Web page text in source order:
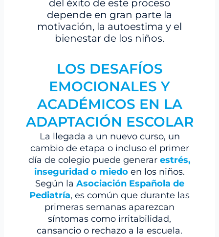
del éxito de este proceso
depende en gran parte la
motivación, la autoestima y el
bienestar de los niños.
LOS DESAFÍOS
EMOCIONALES Y
ACADÉMICOS EN LA
ADAPTACIÓN ESCOLAR
La llegada a un nuevo curso, un
cambio de etapa o incluso el primer
día de colegio puede generar estrés,
inseguridad o miedo en los niños.
Según la Asociación Española de
Pediatría, es común que durante las
primeras semanas aparezcan
síntomas como irritabilidad,
cansancio o rechazo a la escuela.